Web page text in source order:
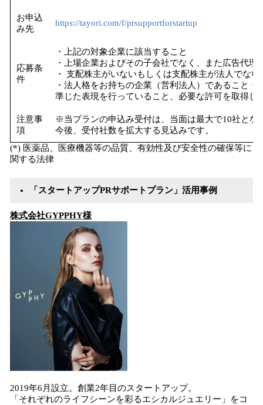
お申込
み先
https://tayori.com/f/prsupportforstartup
応募条
件
・上記の対象企業に該当すること
・上場企業およびその子会社でなく、また広告代
・ 支配株主がいないもしくは支配株主が法人でない
・法人格をお持ちの企業（営利法人）であること
準じた表現を行っていること、必要な許可を取得し
注意事
項
※当プランの申込み受付は、当面は最大で10社とな
今後、受付社数を拡大する見込みです。
(*) 医薬品、医療機器等の品質、有効性及び安全性の確保等に
関する法律
「スタートアップPRサポートプラン」活用事例
株式会社GYPPHY様
2019年6月設立。創業2年目のスタートアップ。
「それぞれのライフシーンを彩るエシカルジュエリー」をコ